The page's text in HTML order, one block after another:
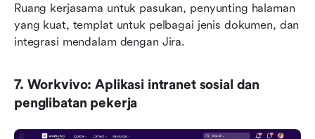
Ruang kerjasama untuk pasukan, penyunting halaman
yang kuat, templat untuk pelbagai jenis dokumen, dan
integrasi mendalam dengan Jira.
7. Workvivo: Aplikasi intranet sosial dan
penglibatan pekerja